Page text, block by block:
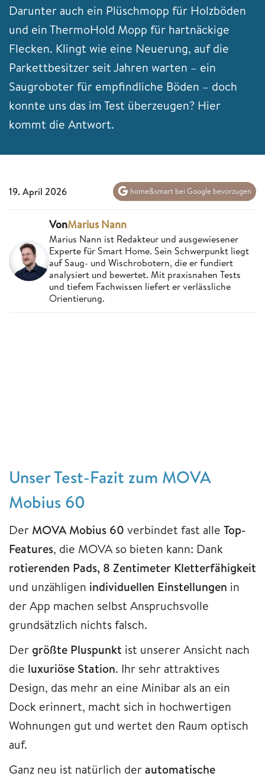
Darunter auch ein Plüschmopp für Holzböden
und ein ThermoHold Mopp für hartnäckige
Flecken. Klingt wie eine Neuerung, auf die
Parkettbesitzer seit Jahren warten – ein
Saugroboter für empfindliche Böden – doch
konnte uns das im Test überzeugen? Hier
kommt die Antwort.
19. April 2026 home&smart bei Google bevorzugen
VonMarius Nann
Marius Nann ist Redakteur und ausgewiesener
Experte für Smart Home. Sein Schwerpunkt liegt
auf Saug- und Wischrobotern, die er fundiert
analysiert und bewertet. Mit praxisnahen Tests
und tiefem Fachwissen liefert er verlässliche
Orientierung.
Unser Test-Fazit zum MOVA
Mobius 60
Der MOVA Mobius 60 verbindet fast alle Top-
Features, die MOVA so bieten kann: Dank
rotierenden Pads, 8 Zentimeter Kletterfähigkeit
und unzähligen individuellen Einstellungen in
der App machen selbst Anspruchsvolle
grundsätzlich nichts falsch.
Der größte Pluspunkt ist unserer Ansicht nach
die luxuriöse Station. Ihr sehr attraktives
Design, das mehr an eine Minibar als an ein
Dock erinnert, macht sich in hochwertigen
Wohnungen gut und wertet den Raum optisch
auf.
Ganz neu ist natürlich derautomatische